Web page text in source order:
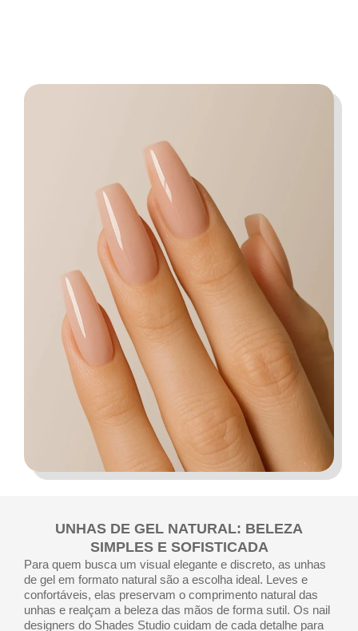
UNHAS DE GEL NATURAL: BELEZA
SIMPLES E SOFISTICADA
Para quem busca um visual elegante e discreto, as unhas
de gel em formato natural são a escolha ideal. Leves e
confortáveis, elas preservam o comprimento natural das
unhas e realçam a beleza das mãos de forma sutil. Os nail
designers do Shades Studio cuidam de cada detalhe para